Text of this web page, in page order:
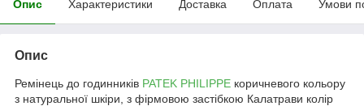
Опис Характеристики Доставка Оплата Умови
Опис
Ремінець до годинників PATEK PHILIPPE коричневого кольору
з натуральної шкіри, з фірмовою застібкою Калатрави колір